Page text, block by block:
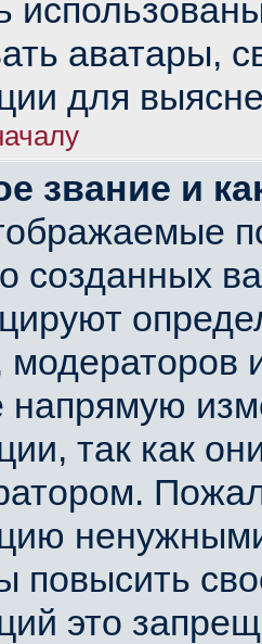
аватары,
для
звание и
созданных
модераторов
напрямую
так как
повысить
это